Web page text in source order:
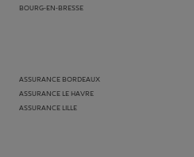
BOURG-EN-BRESSE
ASSURANCE BORDEAUX
ASSURANCE LE HAVRE
ASSURANCE LILLE